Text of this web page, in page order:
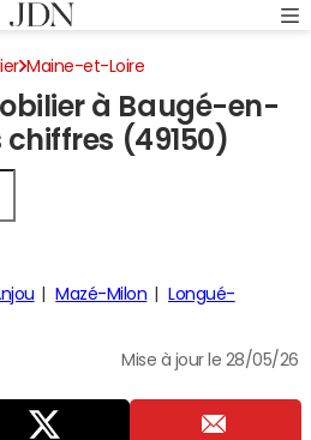
Maine-et-Loire
à Baugé-en-
chiffres (49150)
Mazé-Milon
Longué-
Mise à jour le 28/05/26